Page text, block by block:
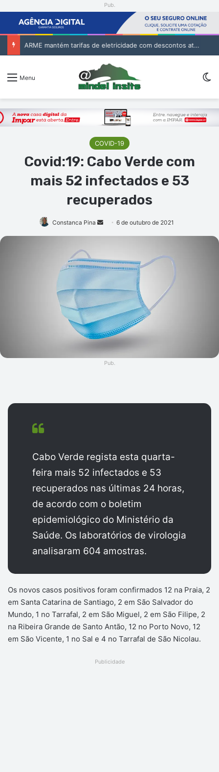
Pub.
ARME mantém tarifas de eletricidade com descontos até ao final do ano
Menu
COVID-19
Covid:19: Cabo Verde com
mais 52 infectados e 53
recuperados
Constanca Pina
Mande6 de outubro de 2021
Pub.
Cabo Verde regista esta quarta-
feira mais 52 infectados e 53
recuperados nas últimas 24 horas,
de acordo com o boletim
epidemiológico do Ministério da
Saúde. Os laboratórios de virologia
analisaram 604 amostras.
Os novos casos positivos foram confirmados 12 na Praia, 2
em Santa Catarina de Santiago, 2 em São Salvador do
Mundo, 1 no Tarrafal, 2 em São Miguel, 2 em São Filipe, 2
na Ribeira Grande de Santo Antão, 12 no Porto Novo, 12
em São Vicente, 1 no Sal e 4 no Tarrafal de São Nicolau.
Publicidade